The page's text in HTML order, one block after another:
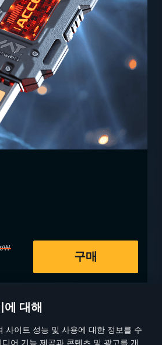
에 대해
사이트 성능 및 사용에 대한 정보를 수
어 기능 제공과 콘텐츠 및 광고를 개
구매